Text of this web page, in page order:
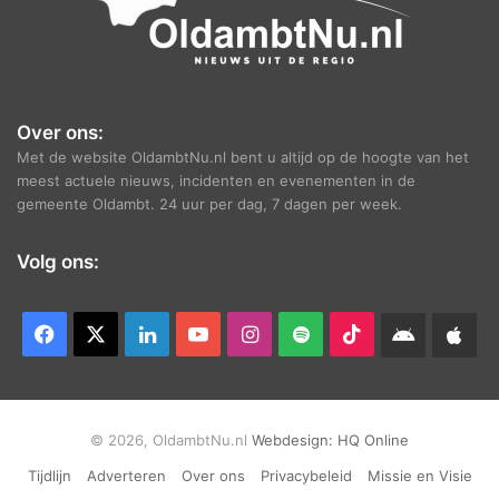
Over ons:
Met de website OldambtNu.nl bent u altijd op de hoogte van het
meest actuele nieuws, incidenten en evenementen in de
gemeente Oldambt. 24 uur per dag, 7 dagen per week.
Volg ons:
Facebook LinkedInYouTubeInstagram
Spotify TikTokAndroid
© 2026, OldambtNu.nl Webdesign: HQ Online
Tijdlijn
Adverteren Over ons Privacybeleid Missie en Visie